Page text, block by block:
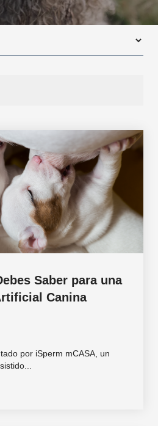
Saber para una
Canina
por iSperm mCASA, un